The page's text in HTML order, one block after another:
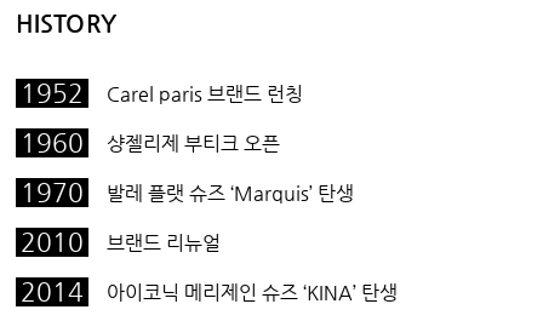
HISTORY
1952 Carel paris 브랜드 런칭
1960 샹젤리제 부티크 오픈
1970 발레 플랫 슈즈 ‘Marquis’ 탄생
2010 브랜드 리뉴얼
2014 아이코닉 메리제인 슈즈 ‘KINA’ 탄생